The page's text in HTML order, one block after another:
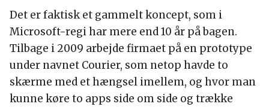
Det er faktisk et gammelt koncept, som i
Microsoft-regi har mere end 10 år på bagen.
Tilbage i 2009 arbejde firmaet på en prototype
under navnet Courier, som netop havde to
skærme med et hængsel imellem, og hvor man
kunne køre to apps side om side og trække